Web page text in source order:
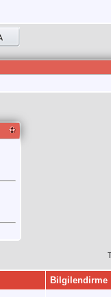
Bilgilendirme